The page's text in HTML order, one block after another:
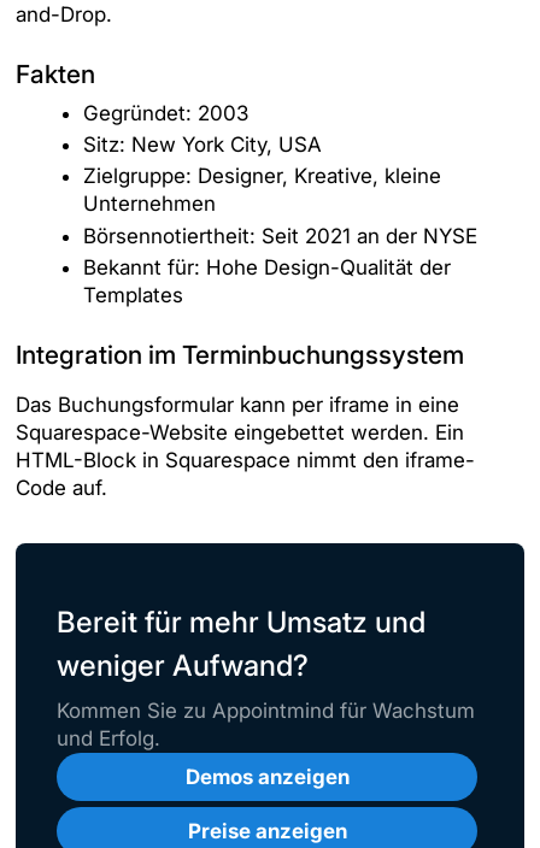
and-Drop.
Fakten
Gegründet: 2003
Sitz: New York City, USA
Zielgruppe: Designer, Kreative, kleine
Unternehmen
Börsennotiertheit: Seit 2021 an der NYSE
Bekannt für: Hohe Design-Qualität der
Templates
Integration im Terminbuchungssystem
Das Buchungsformular kann per iframe in eine
Squarespace-Website eingebettet werden. Ein
HTML-Block in Squarespace nimmt den iframe-
Code auf.
Bereit für mehr Umsatz und
weniger Aufwand?
Kommen Sie zu Appointmind für Wachstum
und Erfolg.
Demos anzeigen
Preise anzeigen